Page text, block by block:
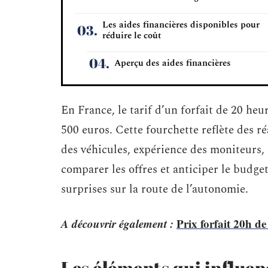
Les aides financières disponibles pour
réduire le coût
Aperçu des aides financières
En France, le tarif d’un forfait de 20
500 euros. Cette fourchette reflète des
des véhicules, expérience des
comparer les offres et anticiper le
surprises sur la route de l’autonomie.
A découvrir également : Prix forfait 20h de